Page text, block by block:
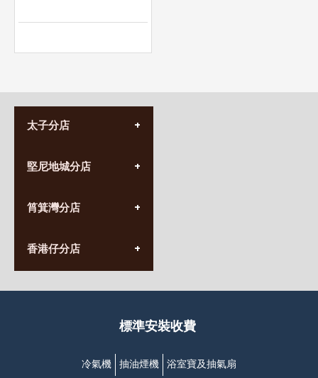
太子分店
營業時間:
九龍太子太子道西141號
堅尼地城分店
營業時間:
香港堅尼地城卑路乍街
(堅尼地城地鐵站B出口)
筲箕灣分店
營業時間:
(10:00am-20:30pm)
香港仔分店
營業時間:
香港香港仔成都道20-28號
(黃竹坑地鐵站轉4M專線小巴)
標準安裝收費
冷氣機 抽油煙機 浴室寶及抽氣扇